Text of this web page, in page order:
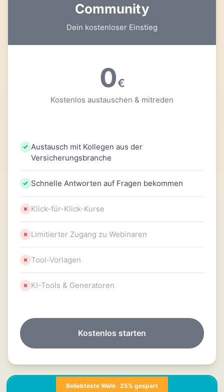
Community
Dein kostenloser Einstieg
0€
Kostenlos austauschen & mitreden
Austausch mit Kollegen aus der
Versicherungsbranche
Schnelle Antworten auf Fragen bekommen
Klick-für-Klick-Kurse
Limitierter Zugang zu Webinaren
Tool-Vorlagen
KI-Tools & Generatoren
Kostenlos starten
Beliebteste Wahl · 25% gespart